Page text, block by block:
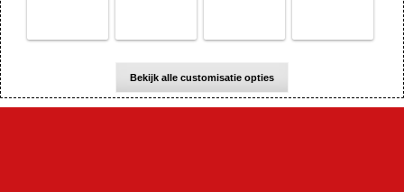
Bekijk alle customisatie opties